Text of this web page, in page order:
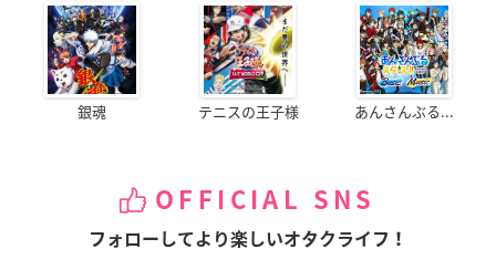
銀魂 テニスの王子様 あんさんぶる...
OFFICIAL SNS
フォローしてより楽しいオタクライフ！